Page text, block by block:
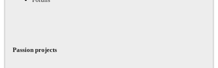
Passion projects